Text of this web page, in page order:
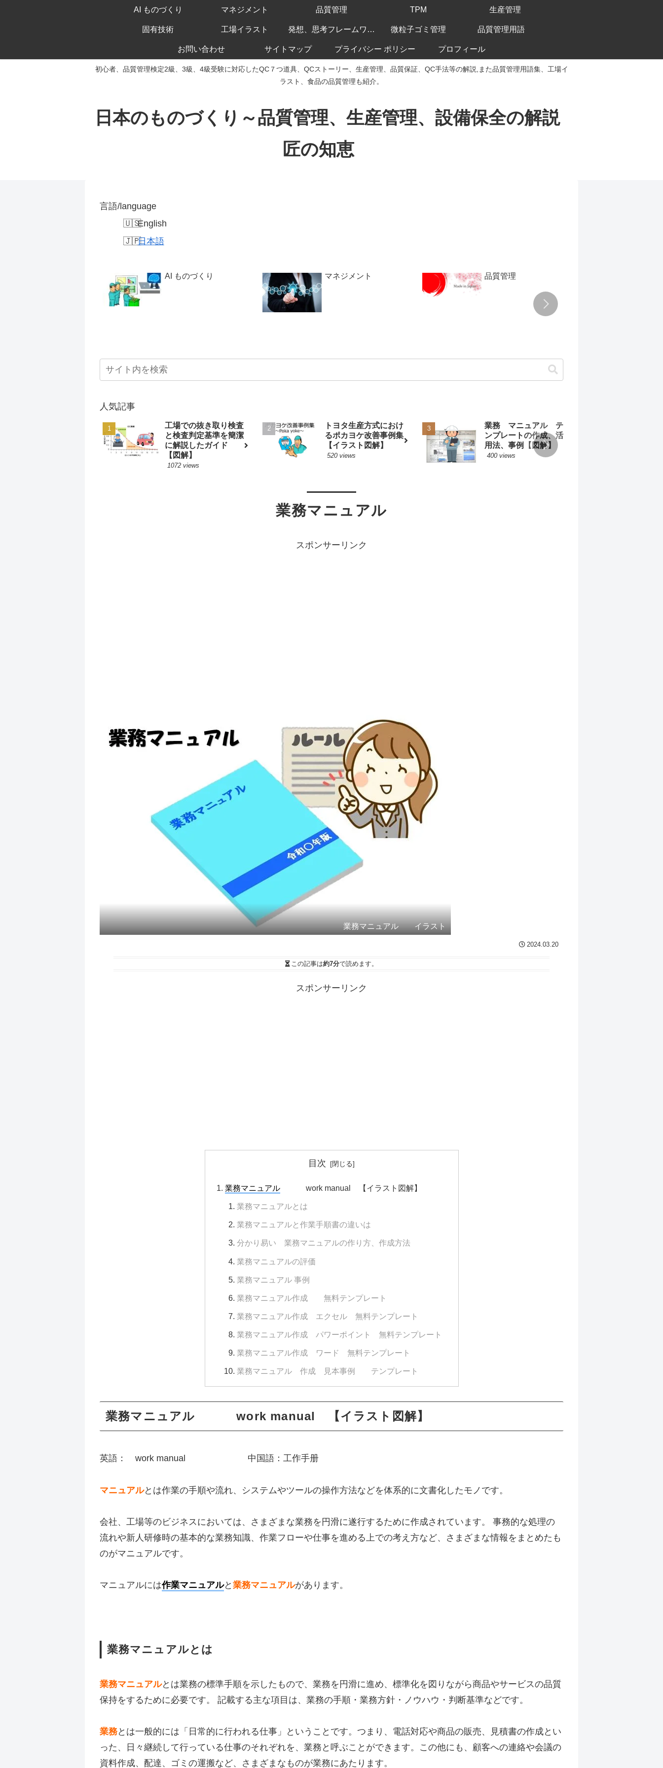
初心者、品質管理検定2級、3級、4級受験に対応したQC７つ道具、QCストーリー、生産管理、品質保証、QC手法等の解説,また品質管理用語集、工場イ
ラスト、食品の品質管理も紹介。
日本のものづくり～品質管理、生産管理、設備保全の解説
匠の知恵
AI ものづくり マネジメント 品質管理 TPM 生産管理
固有技術 工場イラスト 発想、思考フレームワーク 微粒子ゴミ管理 品質管理用語
お問い合わせ サイトマップ プライバシー ポリシー プロフィール
言語/language
English
日本語
AI ものづくり マネジメント 品質管理
人気記事
工場での抜き取り検査
と検査判定基準を簡潔
に解説したガイド
【図解】
1072 views
トヨタ生産方式におけ
るポカヨケ改善事例集
【イラスト図解】
520 views
業務 マニュアル テ
ンプレートの作成、活
用法、事例【図解】
400 views
業務マニュアル
スポンサーリンク
業務マニュアル イラスト
2024.03.20
この記事は約7分で読めます。
スポンサーリンク
目次
業務マニュアルwork manual 【イラスト図解】
業務マニュアルとは
業務マニュアルと作業手順書の違いは
分かり易い 業務マニュアルの作り方、作成方法
業務マニュアルの評価
業務マニュアル 事例
業務マニュアル作成 無料テンプレート
業務マニュアル作成 エクセル 無料テンプレート
業務マニュアル作成 パワーポイント 無料テンプレート
業務マニュアル作成 ワード 無料テンプレート
業務マニュアル 作成 見本事例 テンプレート
業務マニュアル work manual 【イラスト図解】
英語： work manual 中国語：工作手册
マニュアルとは作業の手順や流れ、システムやツールの操作方法などを体系的に文書化したモノです。
会社、工場等のビジネスにおいては、さまざまな業務を円滑に遂行するために作成されています。 事務的な処理の
流れや新人研修時の基本的な業務知識、作業フローや仕事を進める上での考え方など、さまざまな情報をまとめたも
のがマニュアルです。
マニュアルには作業マニュアルと 業務マニュアルがあります。
業務マニュアルとは
業務マニュアルとは業務の標準手順を示したもので、業務を円滑に進め、標準化を図りながら商品やサービスの品質
保持をするために必要です。 記載する主な項目は、業務の手順・業務方針・ノウハウ・判断基準などです。
業務とは一般的には「日常的に行われる仕事」ということです。つまり、電話対応や商品の販売、見積書の作成とい
った、日々継続して行っている仕事のそれぞれを、業務と呼ぶことができます。この他にも、顧客への連絡や会議の
資料作成、配達、ゴミの運搬など、さまざまなものが業務にあたります。